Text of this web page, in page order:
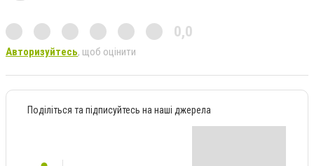
0,0
Авторизуйтесь, щоб оцінити
Поділіться та підписуйтесь на наші джерела